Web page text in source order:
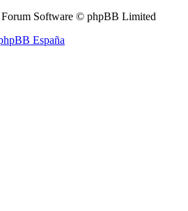
Software © phpBB Limited
España